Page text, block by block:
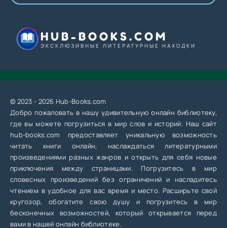
HUB-BOOKS.COM
ЭКСКЛЮЗИВНЫЕ ЛИТЕРАТУРНЫЕ НАХОДКИ
© 2023 - 2026 Hub-Books.com
Добро пожаловать в нашу удивительную онлайн библиотеку,
где вы можете погрузиться в мир слов и историй. Наш сайт
hub-books.com предоставляет уникальную возможность
читать книги онлайн, наслаждаться литературными
произведениями разных жанров и открыть для себя новые
приключения между страницами. Погрузитесь в мир
словесных произведений без ограничений и насладитесь
чтением в удобное для вас время и место. Расширьте свой
кругозор, обогатите свою душу и погрузитесь в мир
бесконечных возможностей, который открывается перед
вами в нашей онлайн библиотеке.